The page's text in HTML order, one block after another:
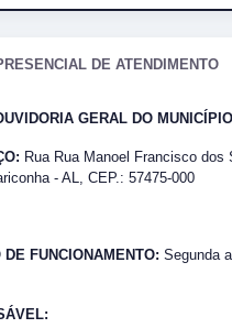
DE ATENDIMENTO
GERAL DO
Rua Rua Manoel Francisco dos
- AL, CEP.: 57475-000
DE FUNCIONAMENTO: Segunda